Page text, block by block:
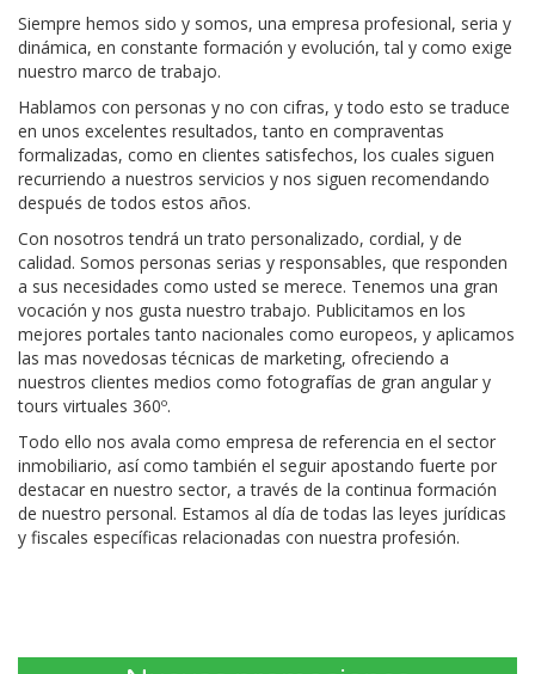
Siempre hemos sido y somos, una empresa profesional, seria y
dinámica, en constante formación y evolución, tal y como exige
nuestro marco de trabajo.
Hablamos con personas y no con cifras, y todo esto se traduce
en unos excelentes resultados, tanto en compraventas
formalizadas, como en clientes satisfechos, los cuales siguen
recurriendo a nuestros servicios y nos siguen recomendando
después de todos estos años.
Con nosotros tendrá un trato personalizado, cordial, y de
calidad. Somos personas serias y responsables, que responden
a sus necesidades como usted se merece. Tenemos una gran
vocación y nos gusta nuestro trabajo. Publicitamos en los
mejores portales tanto nacionales como europeos, y aplicamos
las mas novedosas técnicas de marketing, ofreciendo a
nuestros clientes medios como fotografías de gran angular y
tours virtuales 360º.
Todo ello nos avala como empresa de referencia en el sector
inmobiliario, así como también el seguir apostando fuerte por
destacar en nuestro sector, a través de la continua formación
de nuestro personal. Estamos al día de todas las leyes jurídicas
y fiscales específicas relacionadas con nuestra profesión.